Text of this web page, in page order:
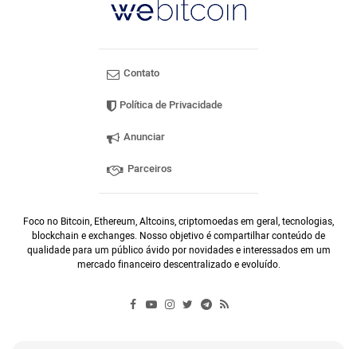
Contato
Política de Privacidade
Anunciar
Parceiros
Foco no Bitcoin, Ethereum, Altcoins, criptomoedas em geral, tecnologias,
blockchain e exchanges. Nosso objetivo é compartilhar conteúdo de
qualidade para um público ávido por novidades e interessados em um
mercado financeiro descentralizado e evoluído.